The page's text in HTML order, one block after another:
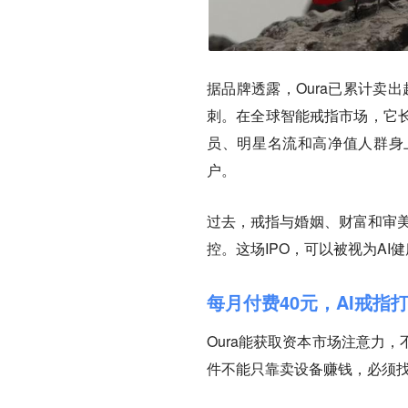
据品牌透露，Oura已累计卖
刺。在全球智能戒指市场，它
员、明星名流和高净值人群
户。
过去，戒指与婚姻、财富和审
控。这场IPO，可以被视为AI
每月付费40元，AI戒指
Oura能获取资本市场注意力
件不能只靠卖设备赚钱，必须